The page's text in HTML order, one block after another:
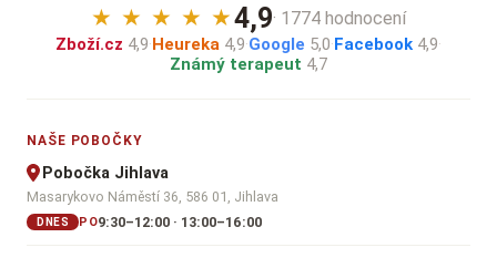
★ ★ ★ ★ ★4,9· 1774 hodnocení
Zboží.cz 4,9·Heureka 4,9·Google 5,0·Facebook 4,9·
Známý terapeut 4,7
NAŠE POBOČKY
Pobočka Jihlava
Masarykovo Náměstí 36, 586 01, Jihlava
DNES PO9:30–12:00 · 13:00–16:00